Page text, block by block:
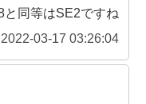
同等はSE2ですね
2022-03-17 03:26:04